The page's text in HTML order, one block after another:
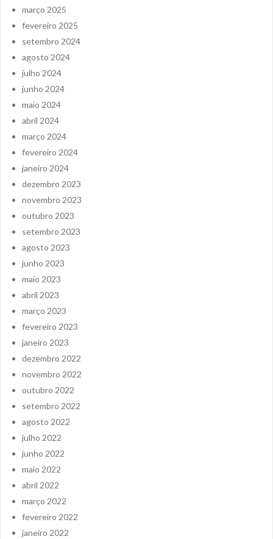
março 2025
fevereiro 2025
setembro 2024
agosto 2024
julho 2024
junho 2024
maio 2024
abril 2024
março 2024
fevereiro 2024
janeiro 2024
dezembro 2023
novembro 2023
outubro 2023
setembro 2023
agosto 2023
junho 2023
maio 2023
abril 2023
março 2023
fevereiro 2023
janeiro 2023
dezembro 2022
novembro 2022
outubro 2022
setembro 2022
agosto 2022
julho 2022
junho 2022
maio 2022
abril 2022
março 2022
fevereiro 2022
janeiro 2022